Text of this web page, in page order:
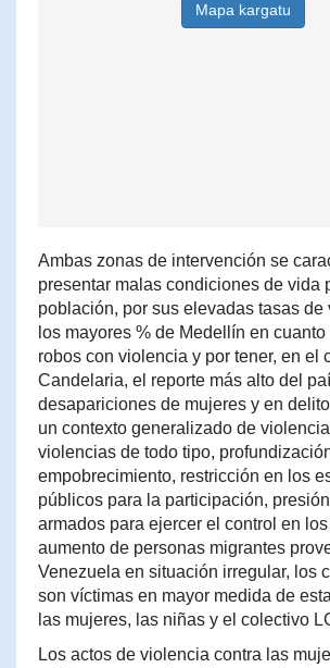
Mapa kargatu
Ambas zonas de intervención se
presentar malas condiciones de vida
población, por sus elevadas tasas de
los mayores % de Medellín en
robos con violencia y por tener, en el
Candelaria, el reporte más alto del
desapariciones de mujeres y en
un contexto generalizado de
violencias de todo tipo,
empobrecimiento, restricción en los
públicos para la participación,
armados para ejercer el control en
aumento de personas migrantes
Venezuela en situación irregular, los
son víctimas en mayor medida de
las mujeres, las niñas y el colectivo
Los actos de violencia contra las